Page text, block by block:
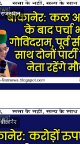
राजस्थान
बीकानेर